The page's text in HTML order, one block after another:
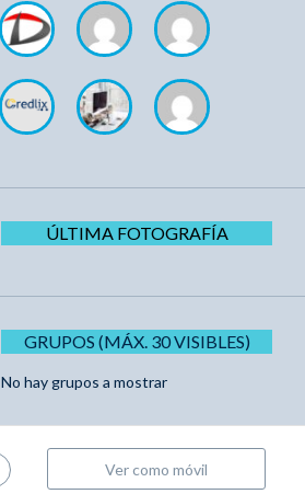
ÚLTIMA FOTOGRAFÍA
GRUPOS (MÁX. 30 VISIBLES)
No hay grupos a mostrar